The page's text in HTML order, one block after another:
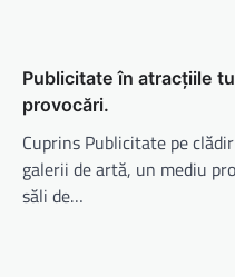
Publicitate în atracțiile
provocări.
Cuprins Publicitate pe
galerii de artă, un mediu
săli de…